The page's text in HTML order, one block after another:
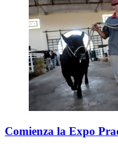
Comienza la Expo